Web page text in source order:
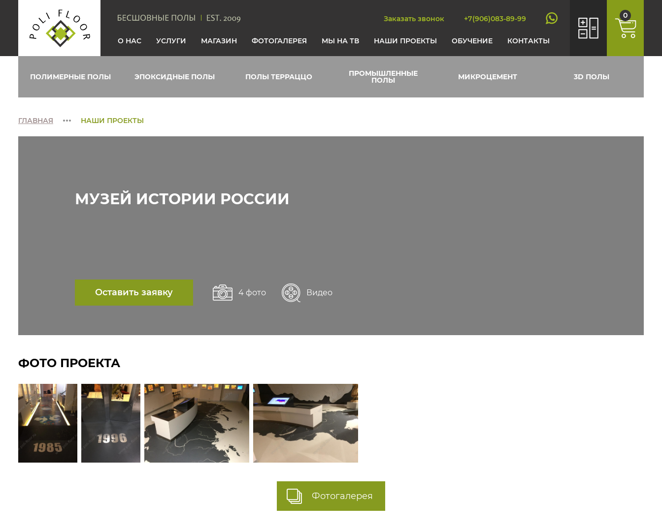
Заказать звонок +7(906)083-89-99
О НАС УСЛУГИ МАГАЗИН ФОТОГАЛЕРЕЯ МЫ НА ТВ НАШИ ПРОЕКТЫ ОБУЧЕНИЕ КОНТАКТЫ
0
ПОЛИМЕРНЫЕ ПОЛЫ ЭПОКСИДНЫЕ ПОЛЫ ПОЛЫ ТЕРРАЦЦО ПРОМЫШЛЕННЫЕ
ПОЛЫ МИКРОЦЕМЕНТ 3D ПОЛЫ
ГЛАВНАЯ НАШИ ПРОЕКТЫ
МУЗЕЙ ИСТОРИИ РОССИИ
Оставить заявку 4 фото Видео
ФОТО ПРОЕКТА
Фотогалерея